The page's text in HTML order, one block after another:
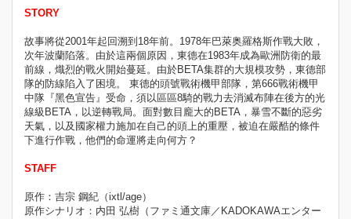
STORY
故事將從2001年起回溯到18年前。1978年巴萊奥羅格斯作戰大敗，
次年波蘭陷落。由於這兩個原因，東德在1983年成為歐洲防衛的最
前線，熾烈的戰火開始蔓延。由於BETA集群的大規模攻勢，東德部
隊的防線陷入了困境。 東德的頭號戰術機甲部隊，第666戰術機甲
中隊『黑色宣告』受命，須以區區8騎的戰力去消滅布陣在後方的光
線級BETA，以逆轉戰局。面對數目龐大的BETA，暴雪不斷的惡劣
天氣，以及國家權力施加在自己的頭上的重壓，被迫在嚴酷的條件
下進行作戰，他們的命運將走向何方？
STAFF
原作：吉宗 鋼紀（ixtl/age）
原作シナリオ：内田 弘樹（ファミ通文庫／KADOKAWAエンター